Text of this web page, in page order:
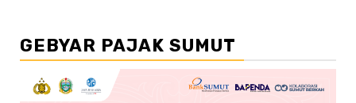
GEBYAR PAJAK SUMUT